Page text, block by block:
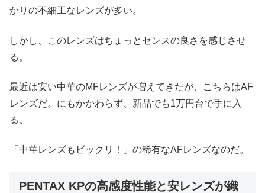
かりの不細工なレンズが多い。
しかし、このレンズはちょっとセンスの良さを感じさせ
る。
最近は安い中華のMFレンズが増えてきたが、こちらはAF
レンズだ。にもかかわらず、新品でも1万円台で手に入
る。
「中華レンズもビックリ！」の稀有なAFレンズなのだ。
PENTAX KPの高感度性能と安レンズが織